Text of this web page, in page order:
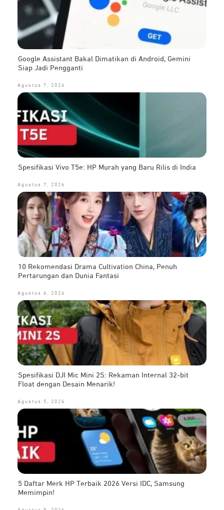
Google Assistant Bakal Dimatikan di Android, Gemini
Siap Jadi Pengganti
Agustus 7, 2026
Spesifikasi Vivo T5e: HP Murah yang Baru Rilis di India
Agustus 7, 2026
10 Rekomendasi Drama Cultivation China, Penuh
Pertarungan dan Dunia Fantasi
Agustus 6, 2026
Spesifikasi DJI Mic Mini 2S: Rekaman Internal 32-bit
Float dengan Desain Menarik!
Agustus 5, 2026
5 Daftar Merk HP Terbaik 2026 Versi IDC, Samsung
Memimpin!